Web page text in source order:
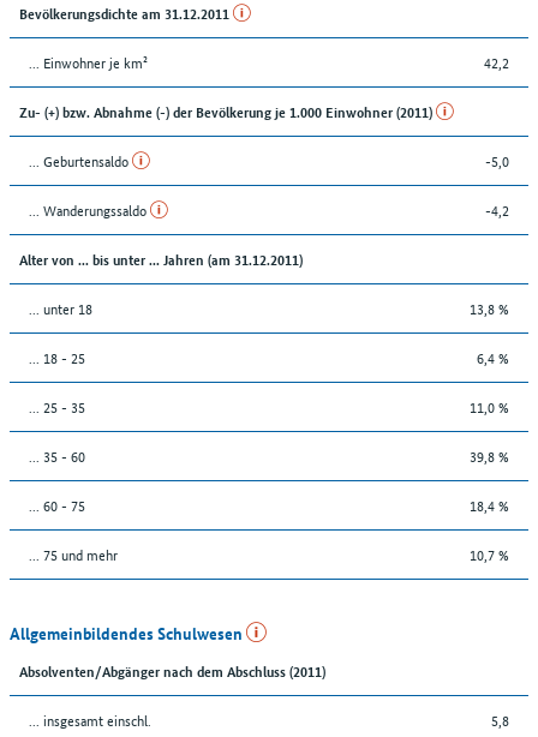
Bevölkerungsdichte am 31.12.2011
... Einwohner je km² 42,2
Zu- (+) bzw. Abnahme (-) der Bevölkerung je 1.000 Einwohner (2011)
... Geburtensaldo -5,0
... Wanderungssaldo -4,2
Alter von ... bis unter ... Jahren (am 31.12.2011)
... unter 18 13,8 %
... 18 - 25 6,4 %
... 25 - 35 11,0 %
... 35 - 60 39,8 %
... 60 - 75 18,4 %
... 75 und mehr 10,7 %
Allgemeinbildendes Schulwesen
Absolventen/Abgänger nach dem Abschluss (2011)
... insgesamt einschl.
5,8